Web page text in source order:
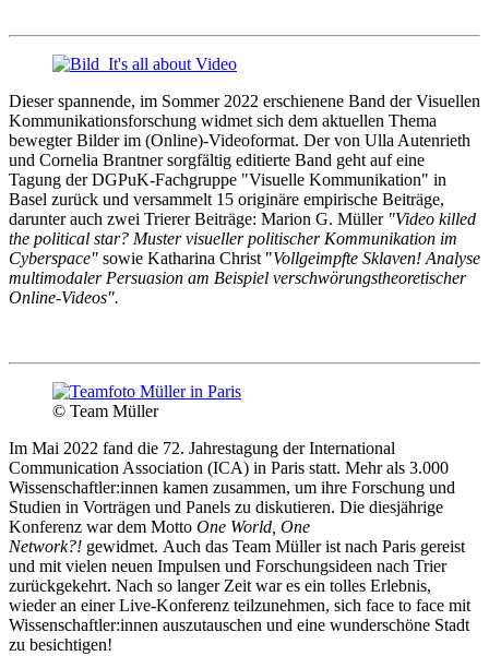
Dieser spannende, im Sommer 2022 erschienene Band der Visuellen
Kommunikationsforschung widmet sich dem aktuellen Thema
bewegter Bilder im (Online)-Videoformat. Der von Ulla Autenrieth
und Cornelia Brantner sorgfältig editierte Band geht auf eine
Tagung der DGPuK-Fachgruppe "Visuelle Kommunikation" in
Basel zurück und versammelt 15 originäre empirische Beiträge,
darunter auch zwei Trierer Beiträge: Marion G. Müller "Video killed
the political star? Muster visueller politischer Kommunikation im
Cyberspace" sowie Katharina Christ "Vollgeimpfte Sklaven! Analyse
multimodaler Persuasion am Beispiel verschwörungstheoretischer
Online-Videos".
© Team Müller
Im Mai 2022 fand die 72. Jahrestagung der International
Communication Association (ICA) in Paris statt. Mehr als 3.000
Wissenschaftler:innen kamen zusammen, um ihre Forschung und
Studien in Vorträgen und Panels zu diskutieren. Die diesjährige
Konferenz war dem Motto One World, One
Network?! gewidmet. Auch das Team Müller ist nach Paris gereist
und mit vielen neuen Impulsen und Forschungsideen nach Trier
zurückgekehrt. Nach so langer Zeit war es ein tolles Erlebnis,
wieder an einer Live-Konferenz teilzunehmen, sich face to face mit
Wissenschaftler:innen auszutauschen und eine wunderschöne Stadt
zu besichtigen!